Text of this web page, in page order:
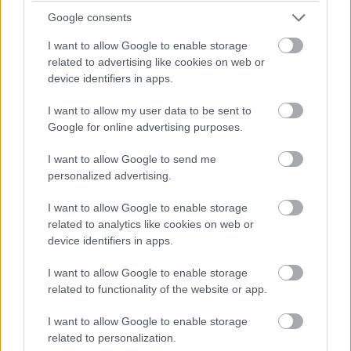
Google consents
I want to allow Google to enable storage
related to advertising like cookies on web or
device identifiers in apps.
I want to allow my user data to be sent to
Google for online advertising purposes.
I want to allow Google to send me
personalized advertising.
I want to allow Google to enable storage
related to analytics like cookies on web or
device identifiers in apps.
I want to allow Google to enable storage
related to functionality of the website or app.
I want to allow Google to enable storage
related to personalization.
αξιοθέατα -όπου απαιτείται- είναι οικονοµική.
Ενδεικτικά, η είσοδος στην πλατεία Durbar, κατά τη
διάρκεια της µέρας είναι περίπου €3,5). Το ίδιο το
Hanuman Dhokaτης δυναστείας Malla, τα λοιπά
οι παγόδες (πολυώροφο κτήριο και πολυπλευρικό
πλατεία συναποτελούν Μνηµείο Παγκόσµιας
Πολιτιστικής Κληρονοµιάς κι ένας περίπατος εκεί
περίµενε κανείς να συναντήσει σε µία τόσο φτωχή